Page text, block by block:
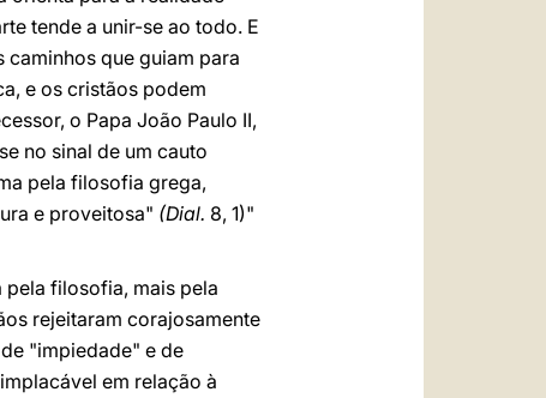
tende a unir-se ao todo. E
que guiam para
e os cristãos podem
o Papa João Paulo II,
no sinal de um cauto
pela filosofia grega,
e proveitosa" (Dial. 8, 1)"
filosofia, mais pela
rejeitaram corajosamente
"impiedade" e de
em relação à